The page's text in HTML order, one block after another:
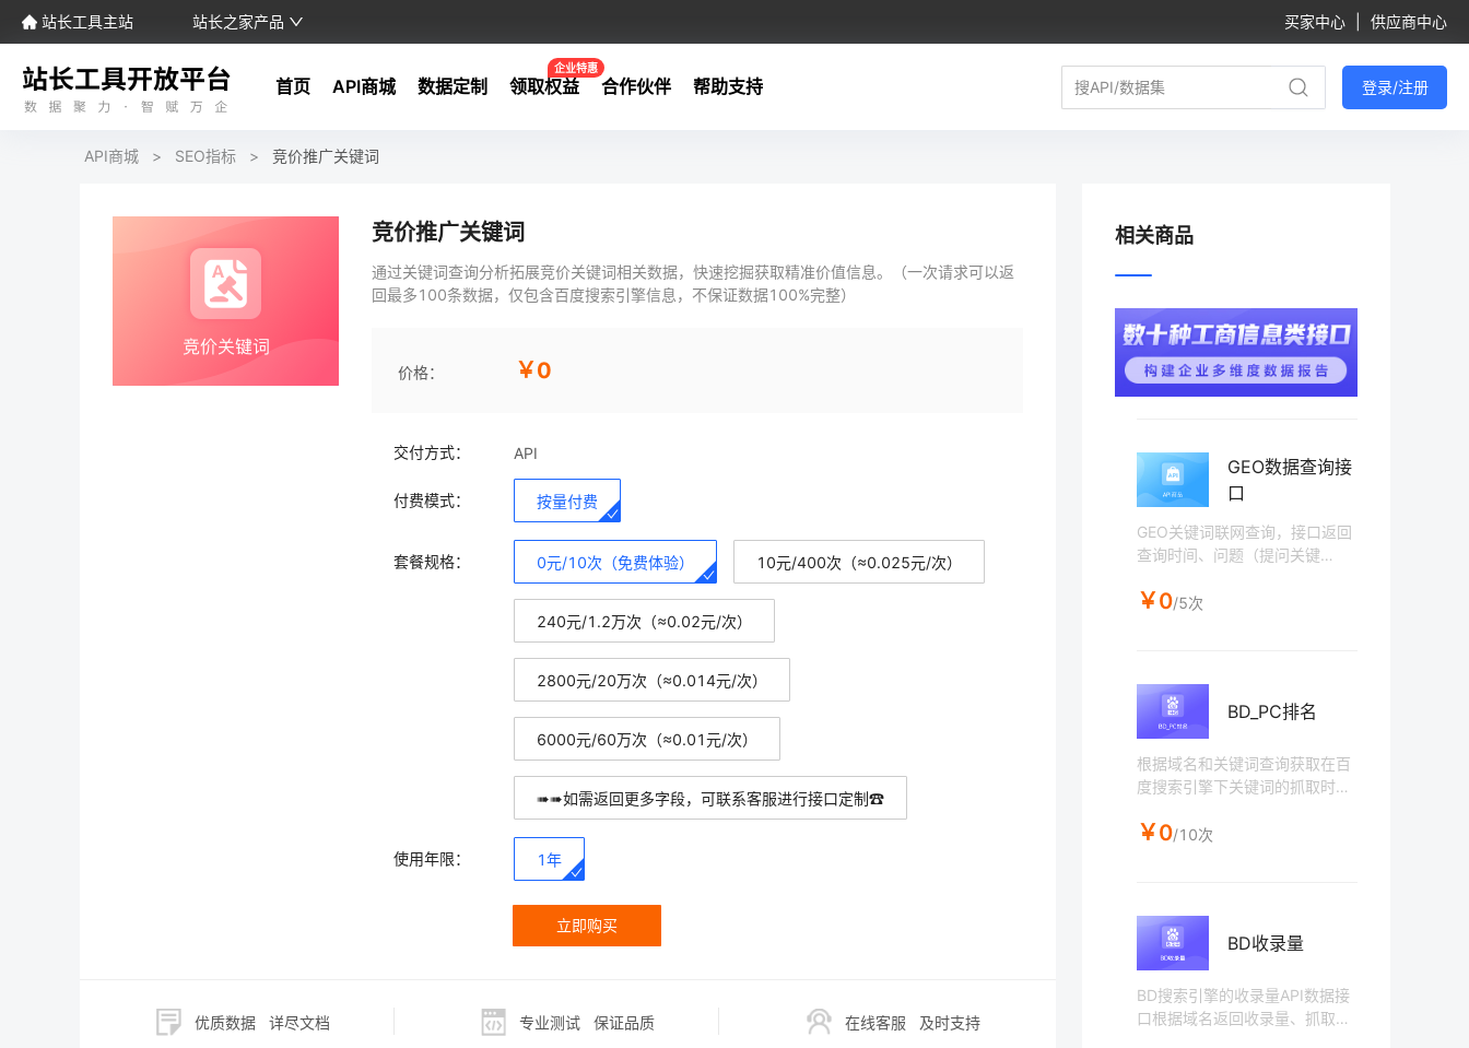
站长工具主站 站长之家产品 买家中心 供应商中心
首页 API商城 数据定制 领取权益
企业特惠
合作伙伴 帮助支持 登录/注册
API商城 > SEO指标 > 竞价推广关键词
竞价推广关键词
通过关键词查询分析拓展竞价关键词相关数据，快速挖掘获取精准价值信息。（一次请求可以返
回最多100条数据，仅包含百度搜索引擎信息，不保证数据100%完整）
价格： ￥0
交付方式： API
付费模式： 按量付费
套餐规格： 0元/10次（免费体验） 10元/400次（≈0.025元/次）
240元/1.2万次（≈0.02元/次）
2800元/20万次（≈0.014元/次）
6000元/60万次（≈0.01元/次）
➠➠如需返回更多字段，可联系客服进行接口定制☎
使用年限： 1年
立即购买
优质数据 详尽文档 专业测试 保证品质 在线客服 及时支持
相关商品
GEO数据查询接
口
GEO关键词联网查询，接口返回
查询时间、问题（提问关键
问题、引用文章（链接、发布时
再通过任务详情接口请求具体信
息。使用本接口用户在获取任务I
D30分钟后再进行任务详情获
取。
￥0/5次
BD_PC排名
根据域名和关键词查询获取在百
度搜索引擎下关键词的抓取时
条）、 页面标题、 页面链接地
询IP百分百一致）
￥0/10次
BD收录量
BD搜索引擎的收录量API数据接
口根据域名返回收录量、抓取时